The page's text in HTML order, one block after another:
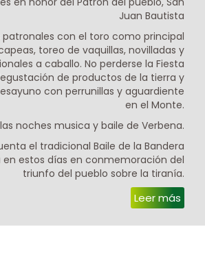
Juan Bautista
patronales con el toro como principal
toreo de vaquillas, novilladas y
a caballo. No perderse la Fiesta
de productos de la tierra y
con perrunillas y aguardiente
en el Monte.
noches musica y baile de Verbena.
el tradicional Baile de la Bandera
en estos días en conmemoración del
triunfo del pueblo sobre la tiranía.
Leer más